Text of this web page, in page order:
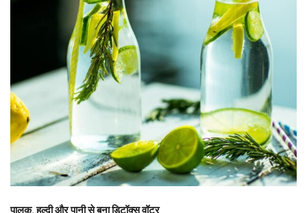
पालक, हल्दी और पानी से बना डिटॉक्स वॉटर